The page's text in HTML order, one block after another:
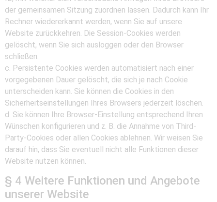
der gemeinsamen Sitzung zuordnen lassen. Dadurch kann Ihr
Rechner wiedererkannt werden, wenn Sie auf unsere
Website zurückkehren. Die Session-Cookies werden
gelöscht, wenn Sie sich ausloggen oder den Browser
schließen.
c. Persistente Cookies werden automatisiert nach einer
vorgegebenen Dauer gelöscht, die sich je nach Cookie
unterscheiden kann. Sie können die Cookies in den
Sicherheitseinstellungen Ihres Browsers jederzeit löschen.
d. Sie können Ihre Browser-Einstellung entsprechend Ihren
Wünschen konfigurieren und z. B. die Annahme von Third-
Party-Cookies oder allen Cookies ablehnen. Wir weisen Sie
darauf hin, dass Sie eventuell nicht alle Funktionen dieser
Website nutzen können.
§ 4 Weitere Funktionen und Angebote
unserer Website